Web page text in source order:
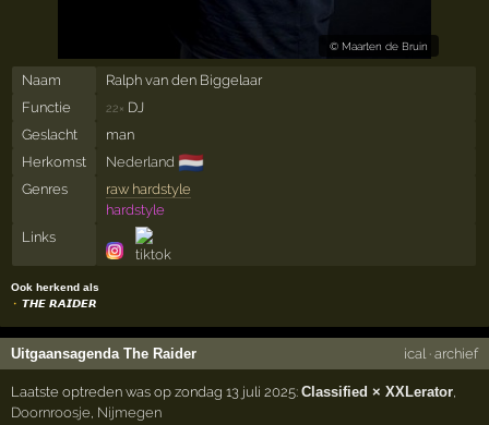
© Maarten de Bruin
Naam
Ralph van den Biggelaar
Functie
22× DJ
Geslacht
man
Herkomst
Nederland 🇳🇱
Genres
raw hardstyle
hardstyle
Links
Ook herkend als
𝙏𝙃𝙀 𝙍𝘼𝙄𝘿𝙀𝙍
Uitgaansagenda The Raider ical· archief
Laatste optreden was op zondag 13 juli 2025:Classified × XXLerator
Doornroosje Nijmegen